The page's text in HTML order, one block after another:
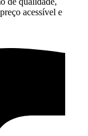
acessível e